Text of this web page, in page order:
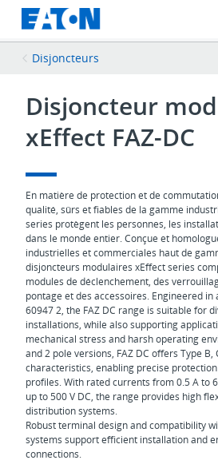
Disjoncteurs
Disjoncteur
xEffect FAZ-DC
En matière de protection et de
qualité, sûrs et fiables de la gamme
series protègent les personnes, les
dans le monde entier. Conçue et
industrielles et commerciales haut de
disjoncteurs modulaires xEffect series
modules de déclenchement, des
pontage et des accessoires. Engineered in
60947 2, the FAZ DC range is suitable for
installations, while also supporting
mechanical stress and harsh operating
and 2 pole versions, FAZ DC offers Type B,
characteristics, enabling precise
profiles. With rated currents from 0.5 A to
up to 500 V DC, the range provides high
distribution systems.
Robust terminal design and compatibility
systems support efficient installation and
connections.